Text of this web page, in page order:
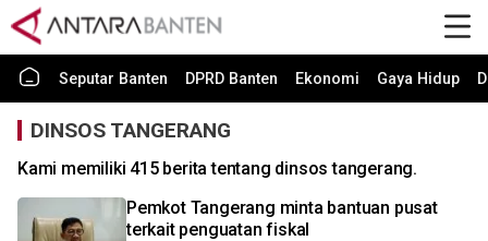
Seputar Banten DPRD Banten Ekonomi Gaya Hidup
DINSOS TANGERANG
Kami memiliki 415 berita tentang dinsos tangerang.
Pemkot Tangerang minta bantuan pusat
terkait penguatan fiskal